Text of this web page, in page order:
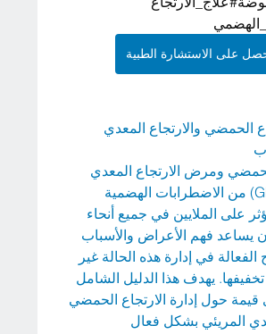
على الاستشارة الطبية
الحمضي والارتجاع المعدي
ومرض الارتجاع المعدي
المريئي (GERD) من الاضطرابات الهضمية
على الملايين في جميع أنحاء
يساعد فهم الأعراض والأسباب
الفعالة في إدارة هذه الحالة غير
يهدف هذا الدليل الشامل
قيمة حول إدارة الارتجاع الحمضي
المريئي بشكل فعال